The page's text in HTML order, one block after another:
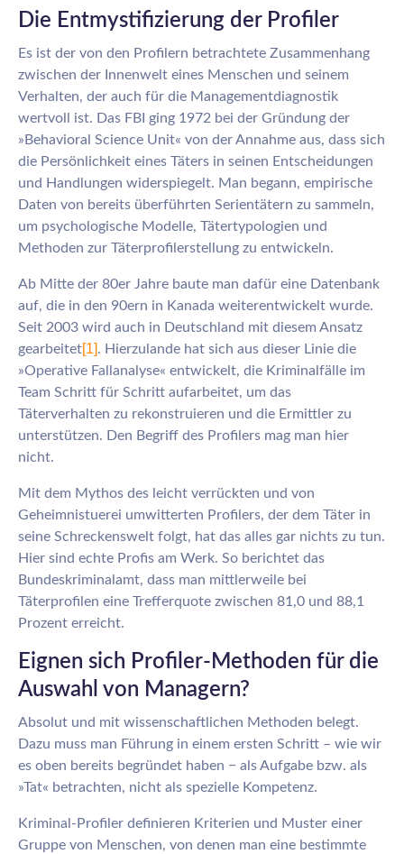
Die Entmystifizierung der Profiler
Es ist der von den Profilern betrachtete Zusammenhang
zwischen der Innenwelt eines Menschen und seinem
Verhalten, der auch für die Managementdiagnostik
wertvoll ist. Das FBI ging 1972 bei der Gründung der
»Behavioral Science Unit« von der Annahme aus, dass sich
die Persönlichkeit eines Täters in seinen Entscheidungen
und Handlungen widerspiegelt. Man begann, empirische
Daten von bereits überführten Serientätern zu sammeln,
um psychologische Modelle, Tätertypologien und
Methoden zur Täterprofilerstellung zu entwickeln.
Ab Mitte der 80er Jahre baute man dafür eine Datenbank
auf, die in den 90ern in Kanada weiterentwickelt wurde.
Seit 2003 wird auch in Deutschland mit diesem Ansatz
gearbeitet[1]. Hierzulande hat sich aus dieser Linie die
»Operative Fallanalyse« entwickelt, die Kriminalfälle im
Team Schritt für Schritt aufarbeitet, um das
Täterverhalten zu rekonstruieren und die Ermittler zu
unterstützen. Den Begriff des Profilers mag man hier
nicht.
Mit dem Mythos des leicht verrückten und von
Geheimnistuerei umwitterten Profilers, der dem Täter in
seine Schreckenswelt folgt, hat das alles gar nichts zu tun.
Hier sind echte Profis am Werk. So berichtet das
Bundeskriminalamt, dass man mittlerweile bei
Täterprofilen eine Trefferquote zwischen 81,0 und 88,1
Prozent erreicht.
Eignen sich Profiler-Methoden für die
Auswahl von Managern?
Absolut und mit wissenschaftlichen Methoden belegt.
Dazu muss man Führung in einem ersten Schritt – wie wir
es oben bereits begründet haben − als Aufgabe bzw. als
»Tat« betrachten, nicht als spezielle Kompetenz.
Kriminal-Profiler definieren Kriterien und Muster einer
Gruppe von Menschen, von denen man eine bestimmte